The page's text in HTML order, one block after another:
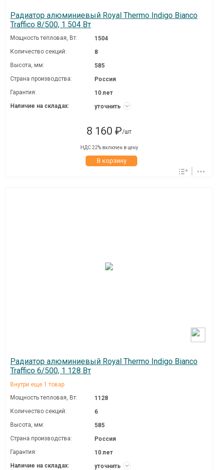
Радиатор алюминиевый Royal Thermo Indigo Bianco
Traffico 8/500, 1 504 Вт
Мощность тепловая, Вт:
1504
Количество секций:
8
Высота, мм:
585
Страна производства:
Россия
Гарантия:
10 лет
Наличие на складах:
уточнить
8 160 ₽/шт
НДС 22% включен в цену
В корзину
Радиатор алюминиевый Royal Thermo Indigo Bianco
Traffico 6/500, 1 128 Вт
Внутри еще 1 товар
Мощность тепловая, Вт:
1128
Количество секций:
6
Высота, мм:
585
Страна производства:
Россия
Гарантия:
10 лет
Наличие на складах:
уточнить